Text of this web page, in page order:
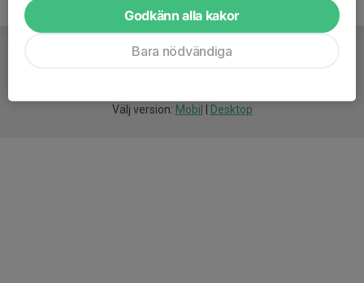
Välj version: Mobil Desktop
Godkänn alla kakor
Bara nödvändiga